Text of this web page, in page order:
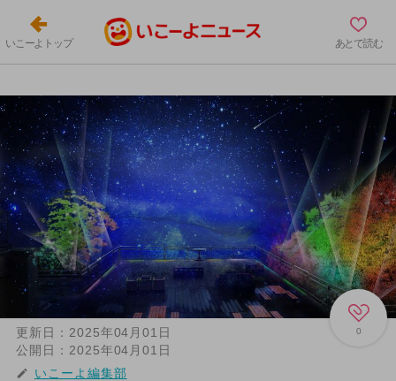
いこーよトップ あとで読む
0
更新日： 2025年04月01日
公開日： 2025年04月01日
いこーよ編集部